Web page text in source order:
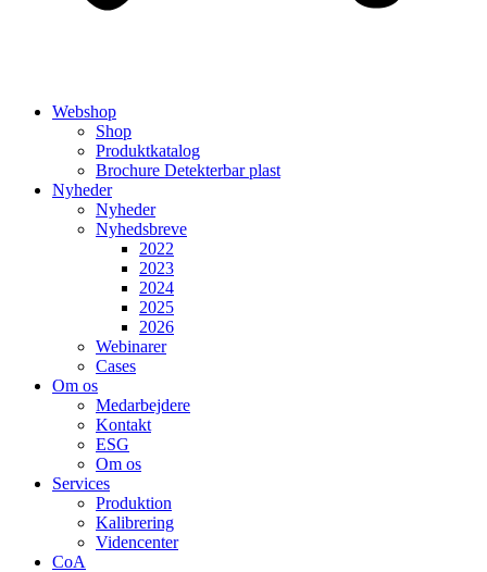
Webshop
Shop
Produktkatalog
Brochure Detekterbar plast
Nyheder
Nyheder
Nyhedsbreve
2022
2023
2024
2025
2026
Webinarer
Cases
Om os
Medarbejdere
Kontakt
ESG
Om os
Services
Produktion
Kalibrering
Videncenter
CoA